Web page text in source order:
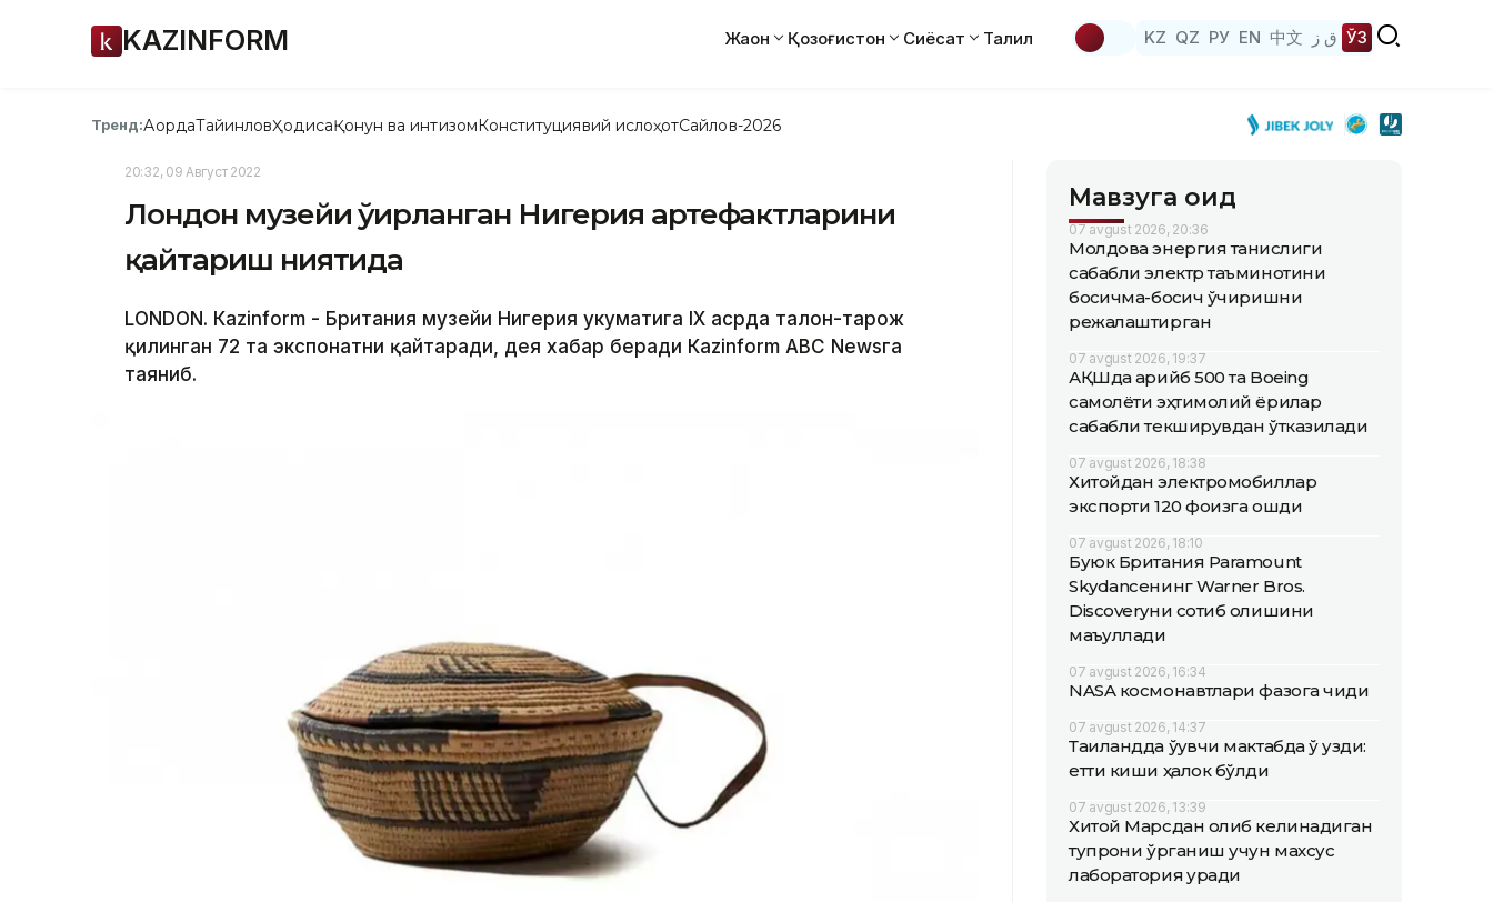
KAZINFORM Жаҳон Қозоғистон Сиёсат Таҳлил KZ QZ РУ EN 中文 ق ز ЎЗ
Тренд:АқордаТайинловҲодисаҚонун ва интизомКонституциявий ислоҳотСайлов-2026
20:32, 09 Август 2022
Лондон музейи ўғирланган Нигерия артефактларини
қайтариш ниятида
LONDON. Кazinform - Британия музейи Нигерия ҳукуматига IX асрда талон-тарож
қилинган 72 та экспонатни қайтаради, дея хабар беради Кazinform АBC Newsга
таяниб.
Мавзуга оид
07 avgust 2026, 20:36
Молдова энергия танқислиги
сабабли электр таъминотини
босқичма-босқич ўчиришни
режалаштирган
07 avgust 2026, 19:37
АҚШда қарийб 500 та Boeing
самолёти эҳтимолий ёриқлар
сабабли текширувдан ўтказилади
07 avgust 2026, 18:38
Хитойдан электромобиллар
экспорти 120 фоизга ошди
07 avgust 2026, 18:10
Буюк Британия Paramount
Skydanceнинг Warner Bros.
Discoveryни сотиб олишини
маъқуллади
07 avgust 2026, 16:34
NASA космонавтлари фазога чиқди
07 avgust 2026, 14:37
Таиландда ўқувчи мактабда ўқ узди:
етти киши ҳалок бўлди
07 avgust 2026, 13:39
Хитой Марсдан олиб келинадиган
тупроқни ўрганиш учун махсус
лаборатория қуради